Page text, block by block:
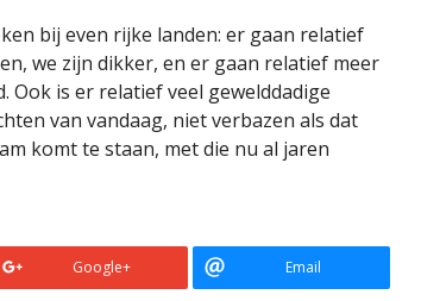
bij even rijke landen: er gaan relatief
we zijn dikker, en er gaan relatief meer
Ook is er relatief veel gewelddadige
van vandaag, niet verbazen als dat
komt te staan, met die nu al jaren
Google+ Email